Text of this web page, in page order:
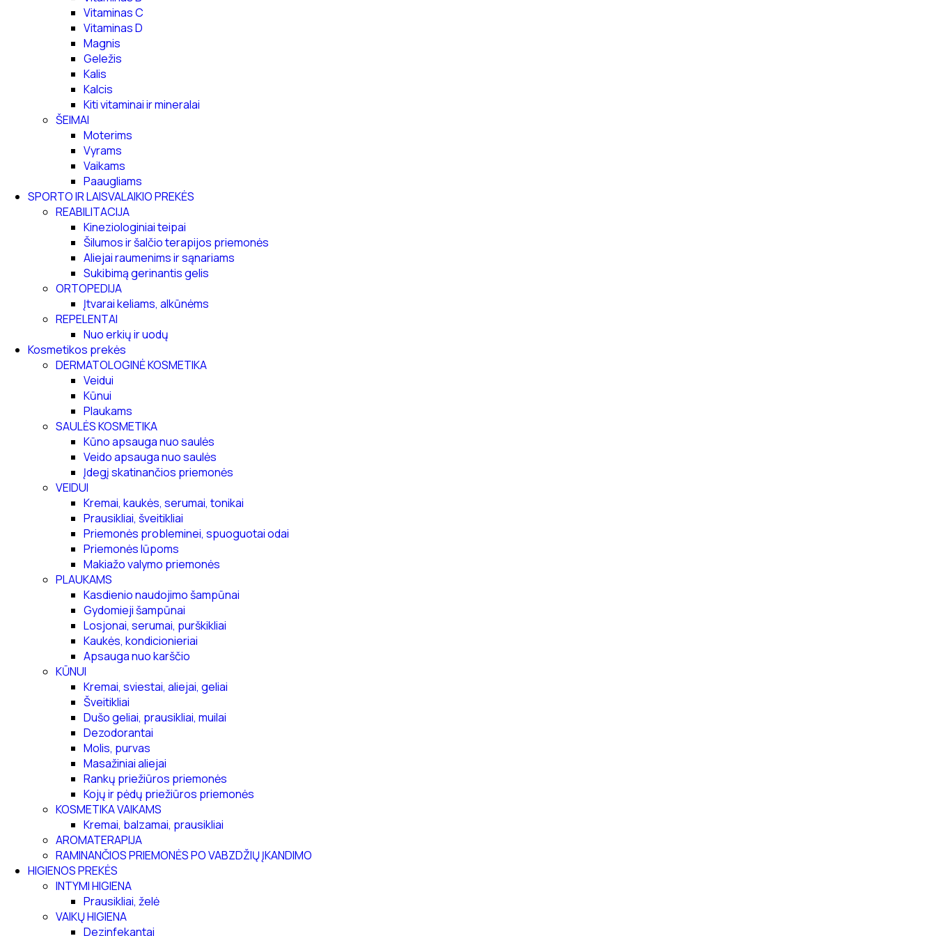
Vitaminas C
Vitaminas D
Magnis
Geležis
Kalis
Kalcis
Kiti vitaminai ir mineralai
ŠEIMAI
Moterims
Vyrams
Vaikams
Paaugliams
SPORTO IR LAISVALAIKIO PREKĖS
REABILITACIJA
Kineziologiniai teipai
Šilumos ir šalčio terapijos priemonės
Aliejai raumenims ir sąnariams
Sukibimą gerinantis gelis
ORTOPEDIJA
Įtvarai keliams, alkūnėms
REPELENTAI
Nuo erkių ir uodų
Kosmetikos prekės
DERMATOLOGINĖ KOSMETIKA
Veidui
Kūnui
Plaukams
SAULĖS KOSMETIKA
Kūno apsauga nuo saulės
Veido apsauga nuo saulės
Įdegį skatinančios priemonės
VEIDUI
Kremai, kaukės, serumai, tonikai
Prausikliai, šveitikliai
Priemonės probleminei, spuoguotai odai
Priemonės lūpoms
Makiažo valymo priemonės
PLAUKAMS
Kasdienio naudojimo šampūnai
Gydomieji šampūnai
Losjonai, serumai, purškikliai
Kaukės, kondicionieriai
Apsauga nuo karščio
KŪNUI
Kremai, sviestai, aliejai, geliai
Šveitikliai
Dušo geliai, prausikliai, muilai
Dezodorantai
Molis, purvas
Masažiniai aliejai
Rankų priežiūros priemonės
Kojų ir pėdų priežiūros priemonės
KOSMETIKA VAIKAMS
Kremai, balzamai, prausikliai
AROMATERAPIJA
RAMINANČIOS PRIEMONĖS PO VABZDŽIŲ ĮKANDIMO
HIGIENOS PREKĖS
INTYMI HIGIENA
Prausikliai, želė
VAIKŲ HIGIENA
Dezinfekantai